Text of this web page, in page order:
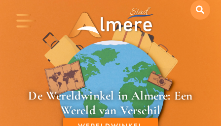
De Wereldwinkel in Almere: Een
Wereld van Verschil